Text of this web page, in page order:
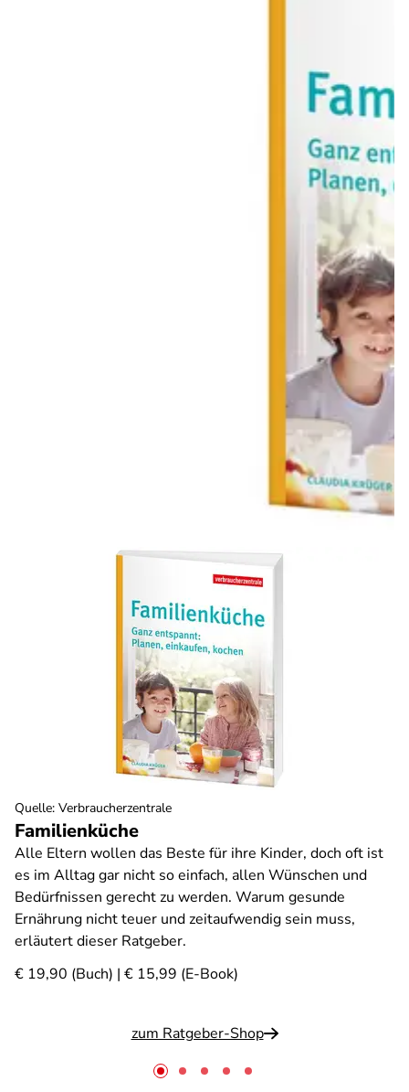
Familienküche
Alle Eltern wollen das Beste für ihre Kinder, doch oft ist
es im Alltag gar nicht so einfach, allen Wünschen und
Bedürfnissen gerecht zu werden. Warum gesunde
Ernährung nicht teuer und zeitaufwendig sein muss,
erläutert dieser Ratgeber.
€ 19,90 (Buch) | € 15,99 (E-Book)
zum Ratgeber-Shop
Quelle: Verbraucherzentrale